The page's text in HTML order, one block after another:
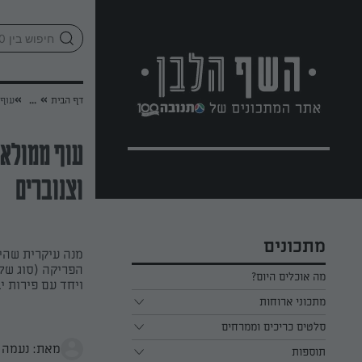
מתכונים
מה אוכלים היום?
מתכוני ארוחות
ארוחת בוקר
ארוחת צהריים
סלטים כריכים וממרחים
כל הסלטים כריכים וממרחים
תוספות
דף הבית »
...
»
עוף
וצנוברים
מנה עיקרית
הפריקה (סוג
ויחד עם פירות
מאת: נעמה